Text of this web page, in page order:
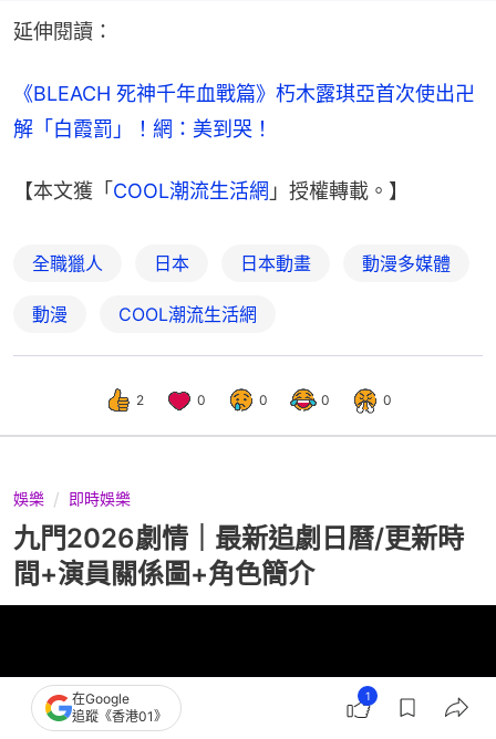
延伸閱讀：
《BLEACH 死神千年血戰篇》朽木露琪亞首次使出卍
解「白霞罰」！網：美到哭！
【本文獲「 COOL潮流生活網 」授權轉載。】
全職獵人 日本 日本動畫 動漫多媒體
動漫 COOL潮流生活網
2 0 0 0 0
娛樂 即時娛樂
九門2026劇情｜最新追劇日曆/更新時
間+演員關係圖+角色簡介
在Google
追蹤《香港01》
1